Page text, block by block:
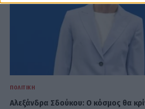
ΠΟΛΙΤΙΚΉ
Αλεξάνδρα Σδούκου: Ο κόσμος θα